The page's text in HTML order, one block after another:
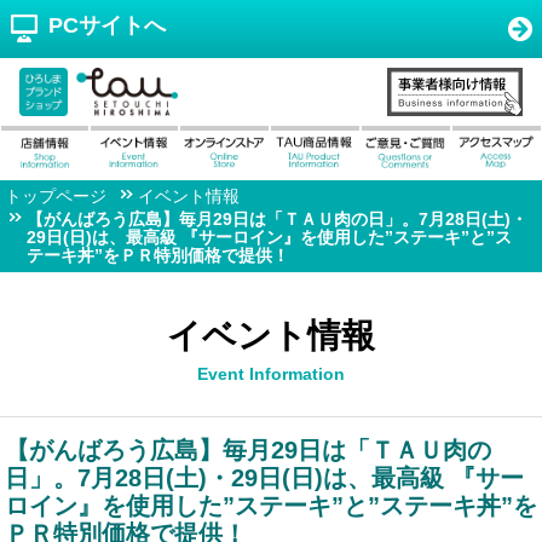
PCサイトへ
トップページ
イベント情報
【がんばろう広島】毎月29日は「ＴＡＵ肉の日」。7月28日(土)・
29日(日)は、最高級 『サーロイン』を使用した”ステーキ”と”ス
テーキ丼”をＰＲ特別価格で提供！
イベント情報
Event Information
【がんばろう広島】毎月29日は「ＴＡＵ肉の
日」。7月28日(土)・29日(日)は、最高級 『サー
ロイン』を使用した”ステーキ”と”ステーキ丼”を
ＰＲ特別価格で提供！